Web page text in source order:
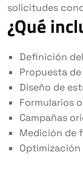
solicitudes
¿Qué
Definición
Propuesta
Diseño de
Formularios
Campañas
Medición de